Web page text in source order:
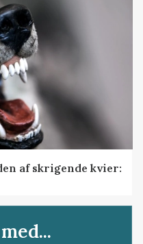
af skrigende kvier: